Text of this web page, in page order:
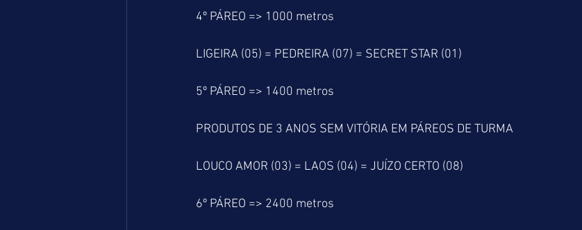
4º PÁREO => 1000 metros
LIGEIRA (05) = PEDREIRA (07) = SECRET STAR (01)
5º PÁREO => 1400 metros
PRODUTOS DE 3 ANOS SEM VITÓRIA EM PÁREOS DE TURMA
LOUCO AMOR (03) = LAOS (04) = JUÍZO CERTO (08)
6º PÁREO => 2400 metros